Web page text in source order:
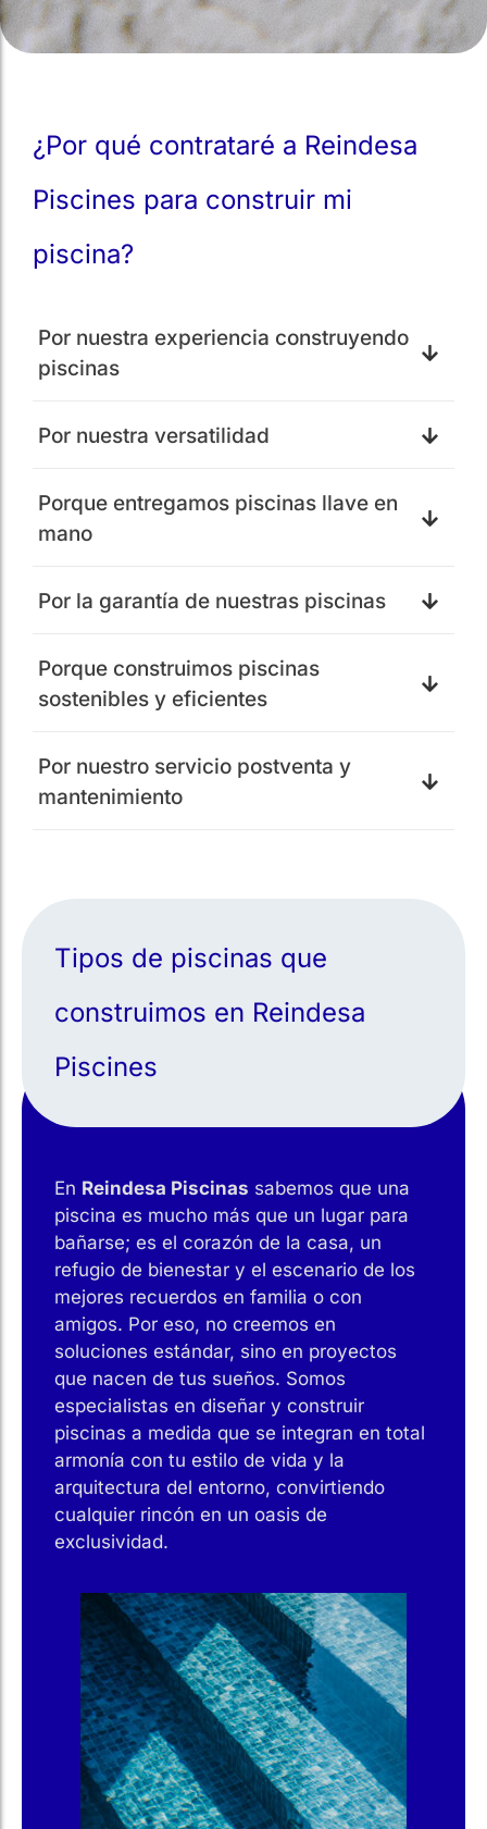
¿Por qué contrataré a Reindesa
Piscines para construir mi
piscina?
Por nuestra experiencia construyendo
piscinas
Por nuestra versatilidad
Porque entregamos piscinas llave en
mano
Por la garantía de nuestras piscinas
Porque construimos piscinas
sostenibles y eficientes
Por nuestro servicio postventa y
mantenimiento
Tipos de piscinas que
construimos en Reindesa
Piscines
En Reindesa Piscinas sabemos que una
piscina es mucho más que un lugar para
bañarse; es el corazón de la casa, un
refugio de bienestar y el escenario de los
mejores recuerdos en familia o con
amigos. Por eso, no creemos en
soluciones estándar, sino en proyectos
que nacen de tus sueños. Somos
especialistas en diseñar y construir
piscinas a medida que se integran en total
armonía con tu estilo de vida y la
arquitectura del entorno, convirtiendo
cualquier rincón en un oasis de
exclusividad.